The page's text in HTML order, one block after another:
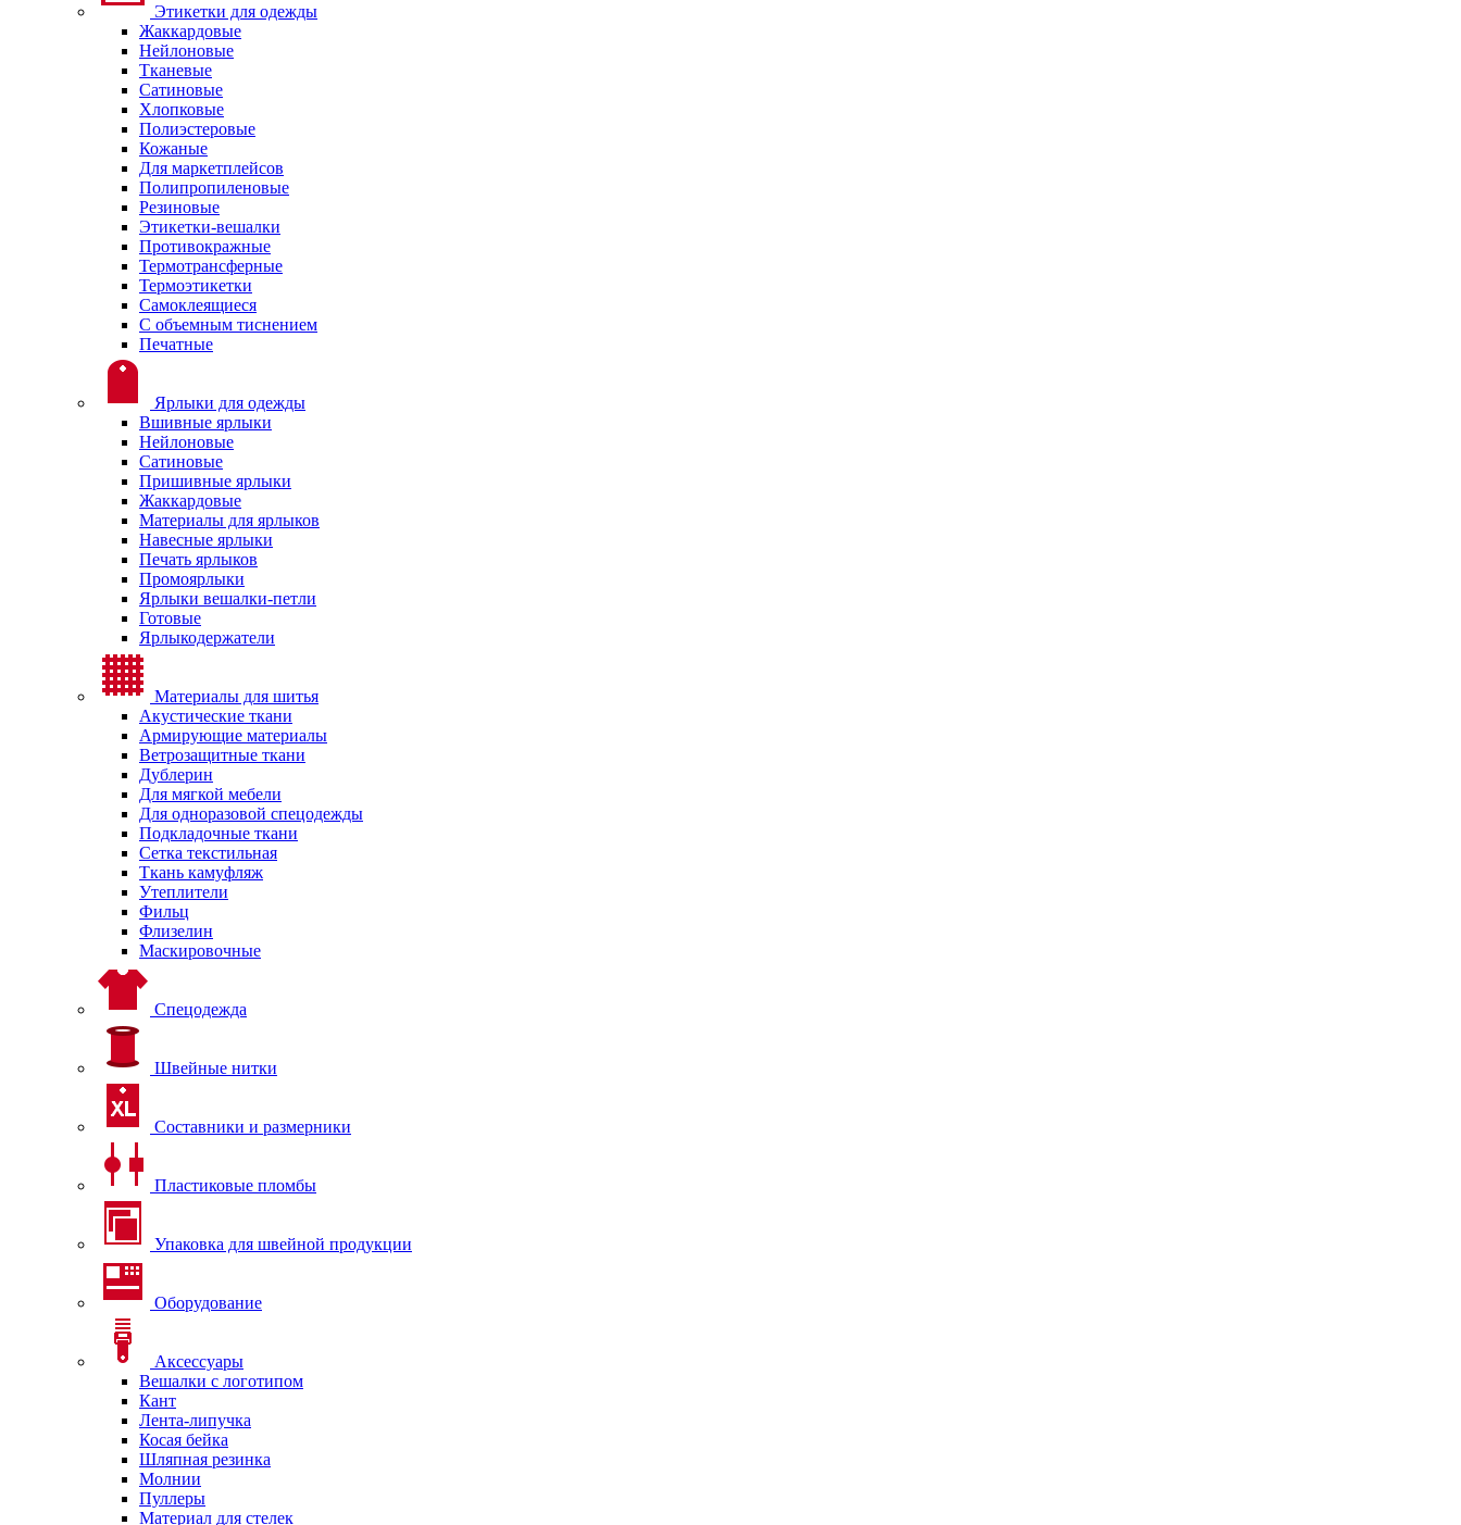
Этикетки для одежды
Жаккардовые
Нейлоновые
Тканевые
Сатиновые
Хлопковые
Полиэстеровые
Кожаные
Для маркетплейсов
Полипропиленовые
Резиновые
Этикетки-вешалки
Противокражные
Термотрансферные
Термоэтикетки
Самоклеящиеся
С объемным тиснением
Печатные
Ярлыки для одежды
Вшивные ярлыки
Нейлоновые
Сатиновые
Пришивные ярлыки
Жаккардовые
Материалы для ярлыков
Навесные ярлыки
Печать ярлыков
Промоярлыки
Ярлыки вешалки-петли
Готовые
Ярлыкодержатели
Материалы для шитья
Акустические ткани
Армирующие материалы
Ветрозащитные ткани
Дублерин
Для мягкой мебели
Для одноразовой спецодежды
Подкладочные ткани
Сетка текстильная
Ткань камуфляж
Утеплители
Фильц
Флизелин
Маскировочные
Спецодежда
Швейные нитки
Составники и размерники
Пластиковые пломбы
Упаковка для швейной продукции
Оборудование
Аксессуары
Вешалки с логотипом
Кант
Лента-липучка
Косая бейка
Шляпная резинка
Молнии
Пуллеры
Материал для стелек